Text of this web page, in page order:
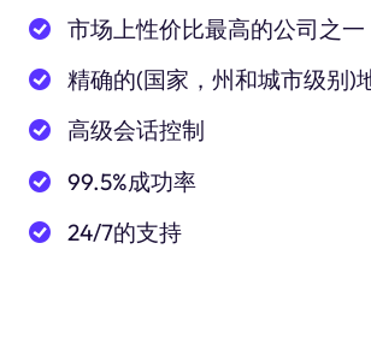
市场上性价比最高的公司之一
精确的(国家，州和城市级别)
高级会话控制
99.5%成功率
24/7的支持